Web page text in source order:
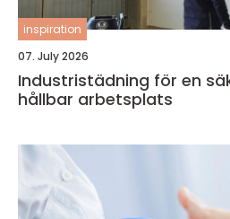
inspiration
07. July 2026
Industristädning för en
hållbar arbetsplats